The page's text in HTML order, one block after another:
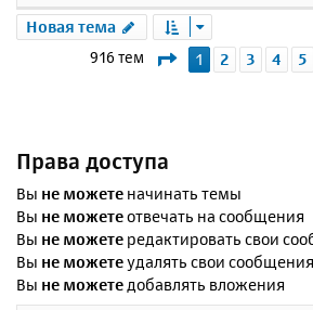
Новая тема
916 тем Страница1 из 46
1 2 3 4 5
Права доступа
Вы не можете начинать темы
Вы не можетеотвечать на сообщения
Вы не можете редактировать свои
Вы не можетеудалять свои сообщения
Вы не можетедобавлять вложения